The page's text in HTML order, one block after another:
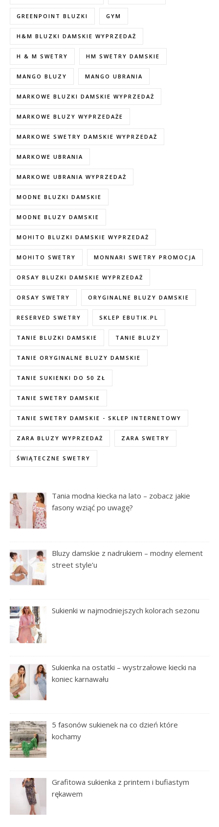
GREENPOINT BLUZKI GYM
H&M BLUZKI DAMSKIE WYPRZEDAŻ
H & M SWETRY HM SWETRY DAMSKIE
MANGO BLUZY MANGO UBRANIA
MARKOWE BLUZKI DAMSKIE WYPRZEDAŻ
MARKOWE BLUZY WYPRZEDAŻE
MARKOWE SWETRY DAMSKIE WYPRZEDAŻ
MARKOWE UBRANIA
MARKOWE UBRANIA WYPRZEDAŻ
MODNE BLUZKI DAMSKIE
MODNE BLUZY DAMSKIE
MOHITO BLUZKI DAMSKIE WYPRZEDAŻ
MOHITO SWETRY MONNARI SWETRY PROMOCJA
ORSAY BLUZKI DAMSKIE WYPRZEDAŻ
ORSAY SWETRY ORYGINALNE BLUZY DAMSKIE
RESERVED SWETRY SKLEP EBUTIK.PL
TANIE BLUZKI DAMSKIE TANIE BLUZY
TANIE ORYGINALNE BLUZY DAMSKIE
TANIE SUKIENKI DO 50 ZŁ
TANIE SWETRY DAMSKIE
TANIE SWETRY DAMSKIE - SKLEP INTERNETOWY
ZARA BLUZY WYPRZEDAŻ ZARA SWETRY
ŚWIĄTECZNE SWETRY
Tania modna kiecka na lato – zobacz jakie
fasony wziąć po uwagę?
Bluzy damskie z nadrukiem – modny element
street style’u
Sukienki w najmodniejszych kolorach sezonu
Sukienka na ostatki – wystrzałowe kiecki na
koniec karnawału
5 fasonów sukienek na co dzień które
kochamy
Grafitowa sukienka z printem i bufiastym
rękawem